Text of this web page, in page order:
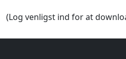
Mennesker
(Log venligst ind for at